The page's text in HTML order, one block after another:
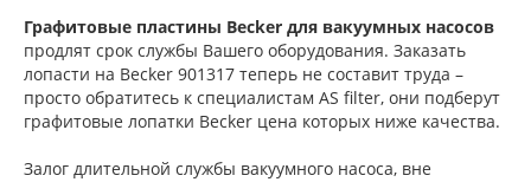
Графитовые пластины Becker для вакуумных насосов
продлят срок службы Вашего оборудования. Заказать
лопасти на Becker 901317 теперь не составит труда –
просто обратитесь к специалистам AS filter, они подберут
графитовые лопатки Becker цена которых ниже качества.
Залог длительной службы вакуумного насоса, вне